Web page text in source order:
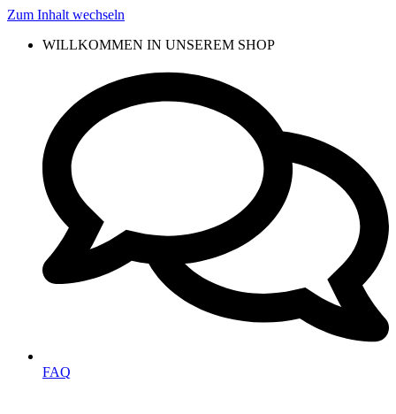
Zum Inhalt wechseln
WILLKOMMEN IN UNSEREM SHOP
FAQ